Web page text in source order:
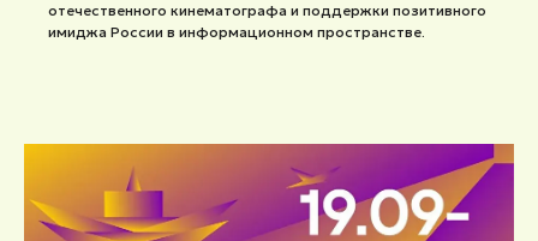
отечественного кинематографа и поддержки позитивного
имиджа России в информационном пространстве.